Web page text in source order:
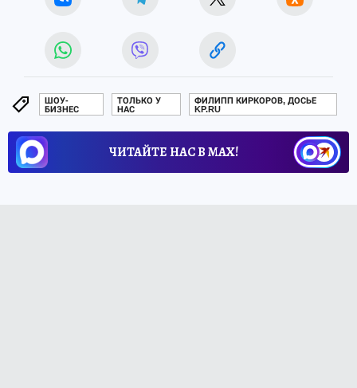
ШОУ-
БИЗНЕС
ТОЛЬКО У
НАС
ФИЛИПП КИРКОРОВ, ДОСЬЕ
KP.RU
ЧИТАЙТЕ НАС В МАХ!